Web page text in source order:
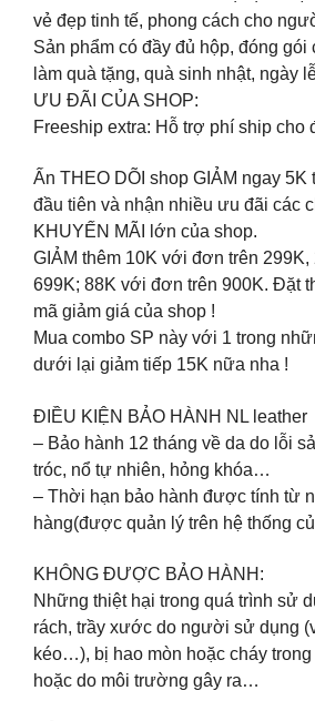
vẻ đẹp tinh tế, phong cách cho
Sản phẩm có đầy đủ hộp, đóng gói
làm quà tặng, quà sinh nhật, ngày
ƯU ĐÃI CỦA SHOP:
Freeship extra: Hỗ trợ phí ship cho
Ấn THEO DÕI shop GIẢM ngay 5K
đầu tiên và nhận nhiều ưu đãi các
KHUYẾN MÃI lớn của shop.
GIẢM thêm 10K với đơn trên
699K; 88K với đơn trên 900K. Đặt
mã giảm giá của shop !
Mua combo SP này với 1 trong
dưới lại giảm tiếp 15K nữa nha !
ĐIỀU KIỆN BẢO HÀNH NL leather
– Bảo hành 12 tháng về da do lỗi
tróc, nổ tự nhiên, hỏng khóa…
– Thời hạn bảo hành được tính từ
hàng(được quản lý trên hệ thống
KHÔNG ĐƯỢC BẢO HÀNH:
Những thiệt hại trong quá trình sử
rách, trầy xước do người sử dụng
kéo…), bị hao mòn hoặc cháy
hoặc do môi trường gây ra…